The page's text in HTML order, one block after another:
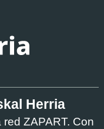
Herria
ZAPART. Con